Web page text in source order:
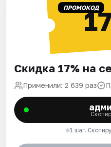
ПРОМОКОД
Скидка 17% на
Применили: 2 639 раз
1 шаг.